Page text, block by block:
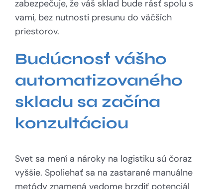
zabezpečuje, že váš sklad bude rásť spolu s
vami, bez nutnosti presunu do väčších
priestorov.
Budúcnosť vášho
automatizovaného
skladu sa začína
konzultáciou
Svet sa mení a nároky na logistiku sú čoraz
vyššie. Spoliehať sa na zastarané manuálne
metódy znamená vedome brzdiť potenciál